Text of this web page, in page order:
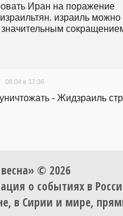
Иран на поражение
израиль можно
значительным
08.04 в 17:36
- Жидзраиль
© 2026
о событиях в
в Сирии и мире,